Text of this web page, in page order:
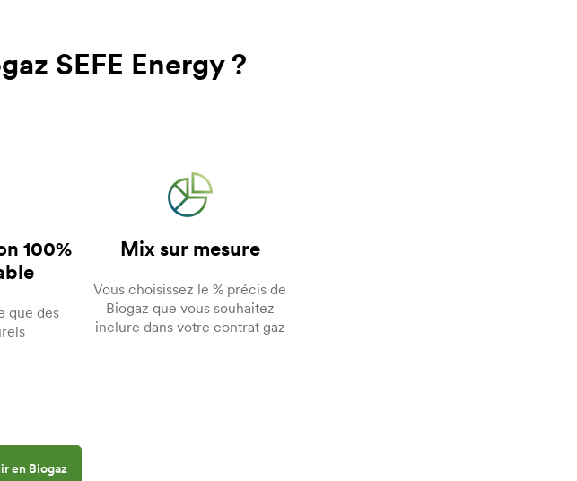
SEFE Energy ?
100%
que des
Mix sur mesure
Vous choisissez le % précis de
Biogaz que vous souhaitez
inclure dans votre contrat gaz
en Biogaz